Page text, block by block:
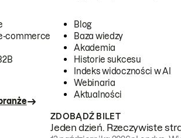
commerce
Blog
Baza wiedzy
Akademia
Historie sukcesu
Indeks widoczności w AI
Webinaria
Aktualności
ZDOBĄDŹ BILET
Jeden dzień. Rzeczywiste